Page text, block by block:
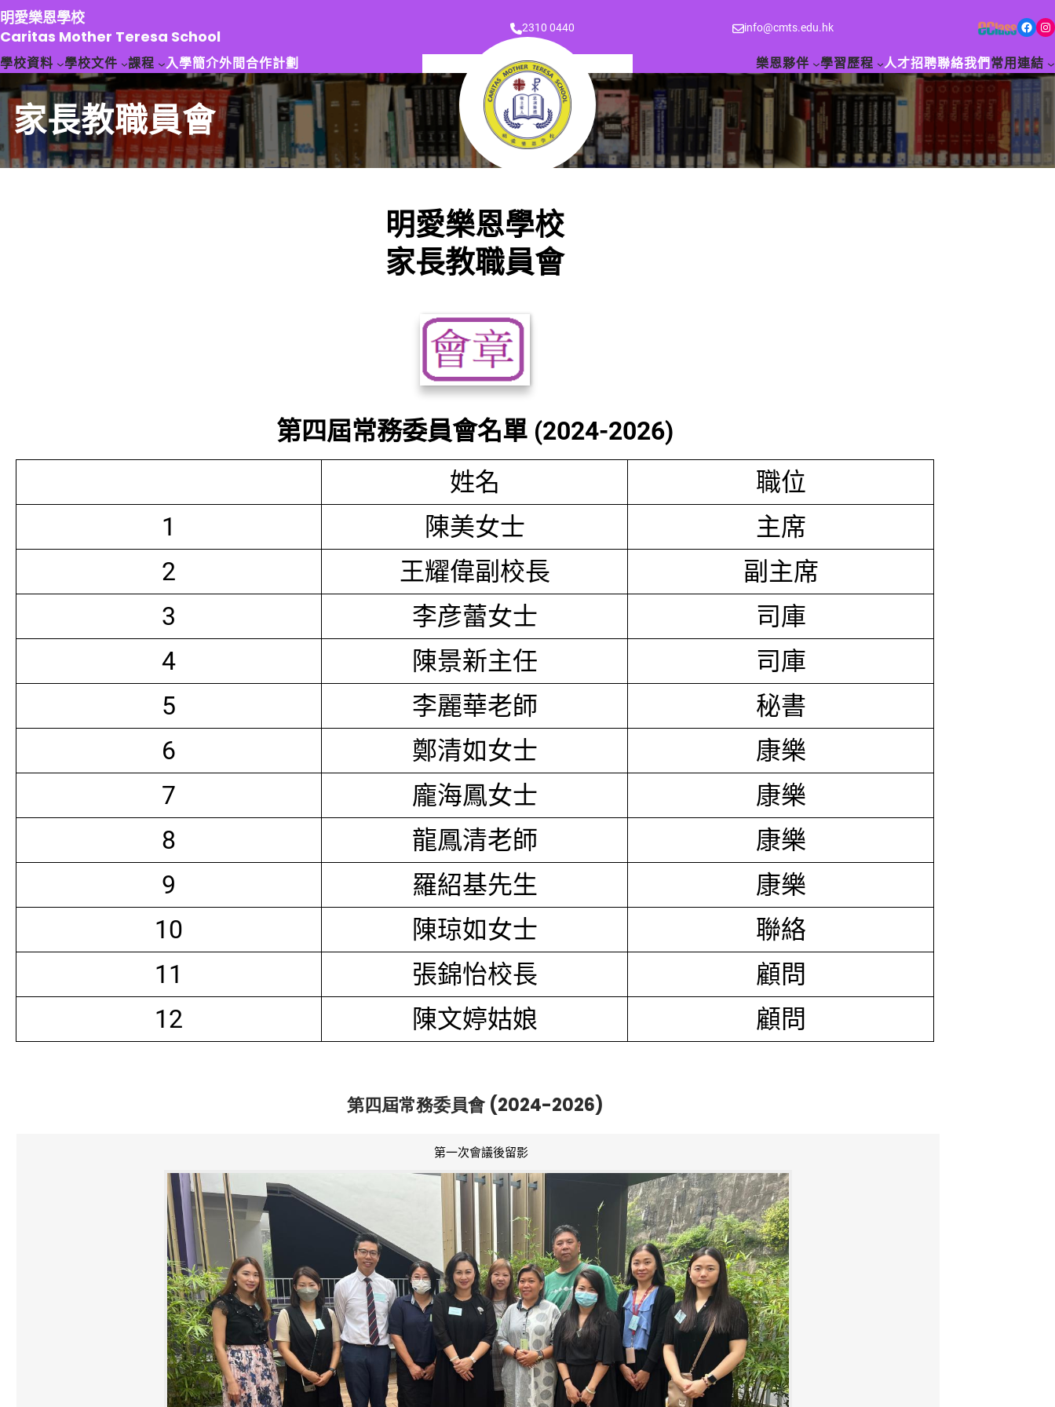
跳
至
主
要
容
明愛樂恩學校
Caritas Mother Teresa School
2310 0440 info@cmts.edu.hk Facebook Instagram
學校資料 學校文件 課程 入學簡介外間合作計劃 樂恩夥伴 學習歷程 人才招聘聯絡我們 常用連結
家長教職員會
明愛樂恩學校
家長教職員會
第四屆常務委員會名單 (2024-2026)
姓名
職位
1
陳美女士
主席
2
王耀偉副校長
副主席
3
李彦蕾女士
司庫
4
陳景新主任
司庫
5
李麗華老師
秘書
6
鄭清如女士
康樂
7
龐海鳳女士
康樂
8
龍鳳清老師
康樂
9
羅紹基先生
康樂
10
陳琼如女士
聯絡
11
張錦怡校長
顧問
12
陳文婷姑娘 顧問
第四屆常務委員會 (2024-2026)
第一次會議後留影